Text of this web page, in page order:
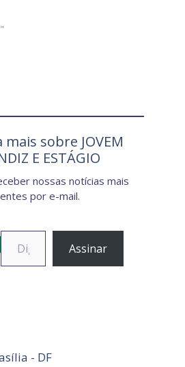
mais sobre JOVEM
E ESTÁGIO
nossas notícias mais
por e-mail.
Digite seu e-mail…
Assinar
- DF